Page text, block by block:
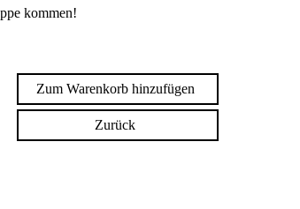
kommen!
Zum Warenkorb hinzufügen
Zurück